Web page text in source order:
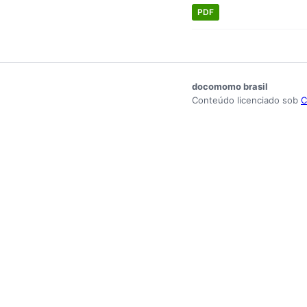
PDF
docomomo brasil
Conteúdo licenciado sob